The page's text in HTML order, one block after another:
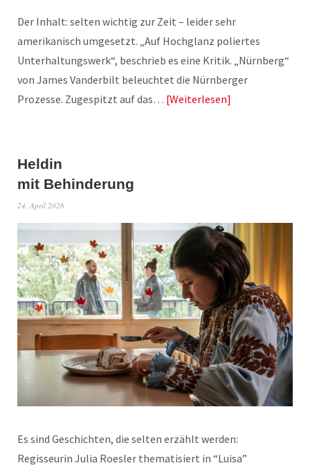
Der Inhalt: selten wichtig zur Zeit – leider sehr
amerikanisch umgesetzt. „Auf Hochglanz poliertes
Unterhaltungswerk“, beschrieb es eine Kritik. „Nürnberg“
von James Vanderbilt beleuchtet die Nürnberger
Prozesse. Zugespitzt auf das… Weiterlesen
Heldin
mit Behinderung
24. April 2026
Es sind Geschichten, die selten erzählt werden:
Regisseurin Julia Roesler thematisiert in “Luisa”